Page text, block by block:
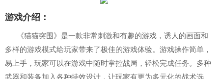
游戏介绍：
《猫猫突围》是一款非常刺激和有趣的游戏，诱人的画面和
多样的游戏模式给玩家带来了极佳的游戏体验。游戏操作简单，
易上手，玩家可以在游戏中随时掌控战局，轻松完成任务。多种
武器和装备加入各种特效设计，让玩家有更为多元化的战术选